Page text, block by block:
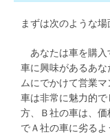
まずは次のような場
あなたは車を購入
車に興味があるあ
ムにでかけて営業
車は非常に魅力的
方、Ｂ社の車は、
でＡ社の車に劣る